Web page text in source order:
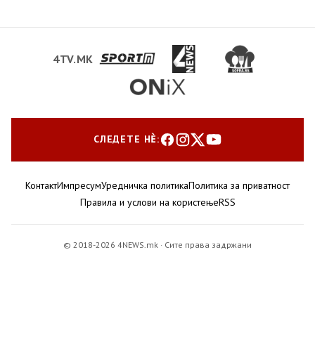
4TV.MK
СЛЕДЕТЕ НЀ:
КонтактИмпресумУредничка политикаПолитика за приватност
Правила и услови на користењеRSS
© 2018-2026 4NEWS.mk · Сите права задржани